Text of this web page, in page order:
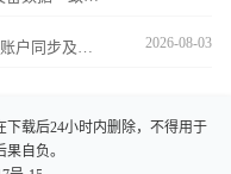
介绍Google Chrome浏览器下载安装后的账户同步及安全设置流程，保障多设备数据安全和隐私保护。 2026-08-03
载后24小时内删除，不得用于
自负。